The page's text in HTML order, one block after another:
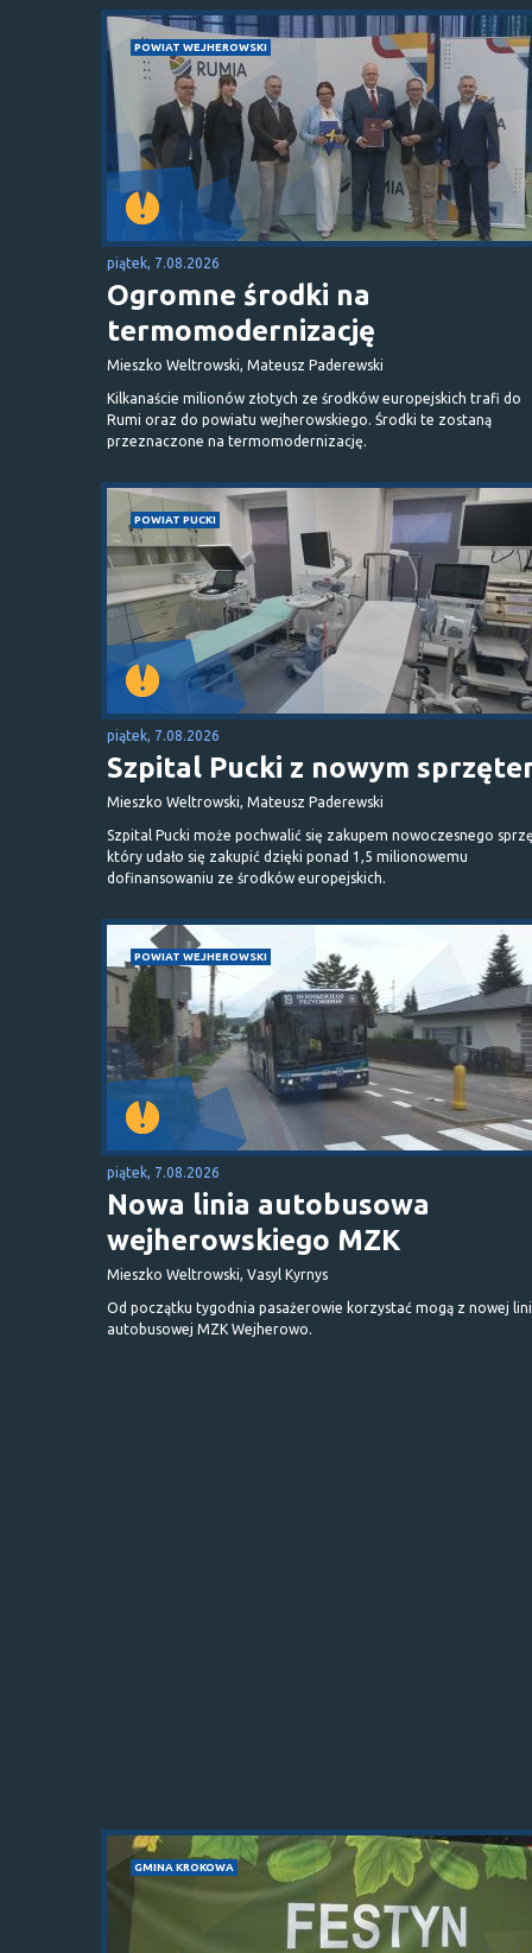
POWIAT WEJHEROWSKI
piątek, 7.08.2026
Ogromne środki na
termomodernizację
Mieszko Weltrowski, Mateusz Paderewski
Kilkanaście milionów złotych ze środków europejskich trafi do
Rumi oraz do powiatu wejherowskiego. Środki te zostaną
przeznaczone na termomodernizację.
POWIAT PUCKI
piątek, 7.08.2026
Szpital Pucki z nowym
Mieszko Weltrowski, Mateusz Paderewski
Szpital Pucki może pochwalić się zakupem nowoczesnego
który udało się zakupić dzięki ponad 1,5 milionowemu
dofinansowaniu ze środków europejskich.
POWIAT WEJHEROWSKI
piątek, 7.08.2026
Nowa linia autobusowa
wejherowskiego MZK
Mieszko Weltrowski, Vasyl Kyrnys
Od początku tygodnia pasażerowie korzystać mogą z nowej
autobusowej MZK Wejherowo.
GMINA KROKOWA